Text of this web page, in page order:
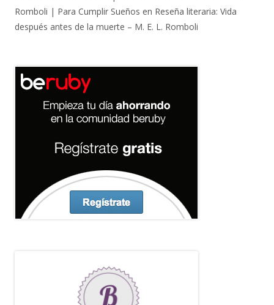
Romboli | Para Cumplir Sueños en Reseña literaria: Vida
después antes de la muerte – M. E. L. Romboli